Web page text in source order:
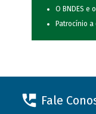
O BNDES e
Patrocínio
Fale